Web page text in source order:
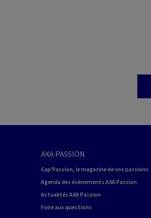
AXA PASSION
Cap'Passion, le magazine de vos passions
Agenda des évènements AXA Passion
Actualités AXA Passion
Foire aux questions